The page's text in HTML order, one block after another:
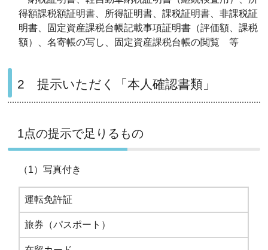
得額課税額証明書、所得証明書、課税証明書、非課税証
明書、固定資産課税台帳記載事項証明書（評価額、課税
額）、名寄帳の写し、固定資産課税台帳の閲覧 等
2 提示いただく「本人確認書類」
1点の提示で足りるもの
（1）写真付き
運転免許証
旅券（パスポート）